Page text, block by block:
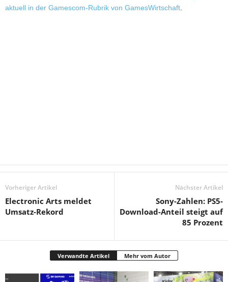
aktuell in der Gamescom-Rubrik von GamesWirtschaft
Vorheriger Artikel
Electronic Arts meldet
Umsatz-Rekord
Nächster Artikel
Sony-Zahlen: PS5-
Download-Anteil steigt auf
85 Prozent
Verwandte Artikel Mehr vom Autor